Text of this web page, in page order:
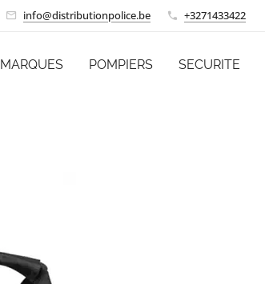
info@distributionpolice.be +3271433422
MARQUES POMPIERS SECURITE